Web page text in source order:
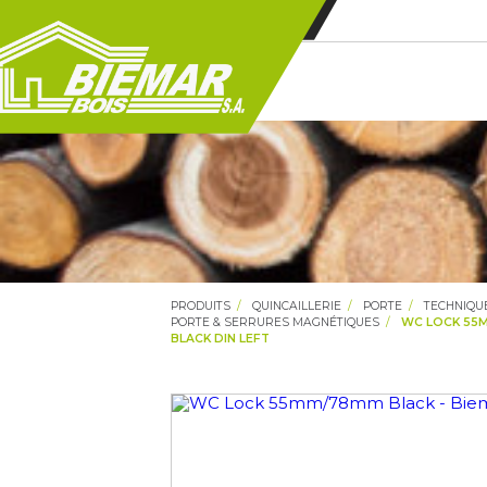
PRODUITS QUINCAILLERIE PORTE
PORTE & SERRURES MAGNÉTIQUES
WC LOCK
BLACK DIN LEFT